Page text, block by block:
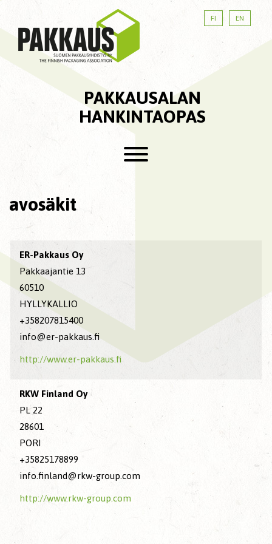
FI EN
PAKKAUSALAN
HANKINTAOPAS
avosäkit
ER-Pakkaus Oy
Pakkaajantie 13
60510
HYLLYKALLIO
+358207815400
info@er-pakkaus.fi
http://www.er-pakkaus.fi
RKW Finland Oy
PL 22
28601
PORI
+35825178899
info.finland@rkw-group.com
http://www.rkw-group.com